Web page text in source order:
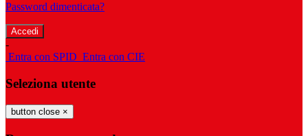
Password dimenticata?
-
Entra con SPID Entra con CIE
Seleziona utente
button close ×